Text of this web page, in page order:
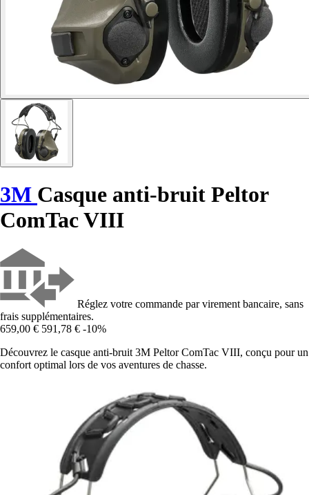
3M Casque anti-bruit Peltor
ComTac VIII
Réglez votre commande par virement bancaire, sans
frais supplémentaires.
659,00 € 591,78 € -10%
Découvrez le casque anti-bruit 3M Peltor ComTac VIII, conçu pour un
confort optimal lors de vos aventures de chasse.